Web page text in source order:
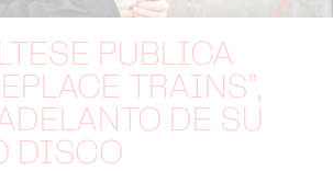
PUBLICA
TRAINS”,
DE SU
DISCO